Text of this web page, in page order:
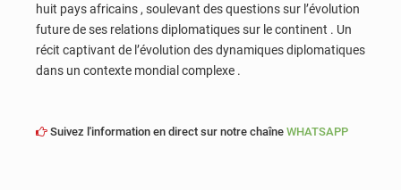
huit pays africains , soulevant des questions sur l’évolution
future de ses relations diplomatiques sur le continent . Un
récit captivant de l’évolution des dynamiques diplomatiques
dans un contexte mondial complexe .
Suivez l'information en direct sur notre chaîne WHATSAPP